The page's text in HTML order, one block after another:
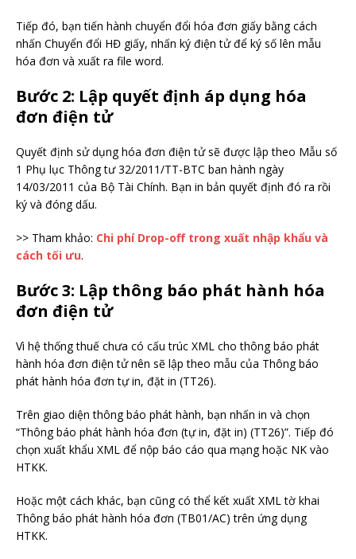
Tiếp đó, bạn tiến hành chuyển đổi hóa đơn giấy bằng cách
nhấn Chuyển đổi HĐ giấy, nhấn ký điện tử để ký số lên mẫu
hóa đơn và xuất ra file word.
Bước 2: Lập quyết định áp dụng hóa
đơn điện tử
Quyết định sử dụng hóa đơn điện tử sẽ được lập theo Mẫu số
1 Phụ lục Thông tư 32/2011/TT-BTC ban hành ngày
14/03/2011 của Bộ Tài Chính. Bạn in bản quyết định đó ra rồi
ký và đóng dấu.
>> Tham khảo: Chi phí Drop-off trong xuất nhập khẩu và
cách tối ưu.
Bước 3: Lập thông báo phát hành hóa
đơn điện tử
Vì hệ thống thuế chưa có cấu trúc XML cho thông báo phát
hành hóa đơn điện tử nên sẽ lập theo mẫu của Thông báo
phát hành hóa đơn tự in, đặt in (TT26).
Trên giao diện thông báo phát hành, bạn nhấn in và chọn
“Thông báo phát hành hóa đơn (tự in, đặt in) (TT26)”. Tiếp đó
chọn xuất khẩu XML để nộp báo cáo qua mạng hoặc NK vào
HTKK.
Hoặc một cách khác, bạn cũng có thể kết xuất XML tờ khai
Thông báo phát hành hóa đơn (TB01/AC) trên ứng dụng
HTKK.